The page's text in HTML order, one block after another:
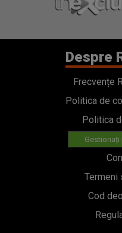
Despre
Frecvențe
Politica de
Politica
Gestionați
Termeni
Cod